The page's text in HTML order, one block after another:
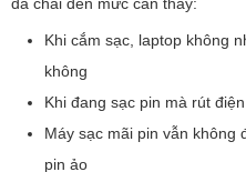
đã chai đến mức cần thay:
Khi cắm sạc, laptop không
không
Khi đang sạc pin mà rút
Máy sạc mãi pin vẫn không
pin ảo